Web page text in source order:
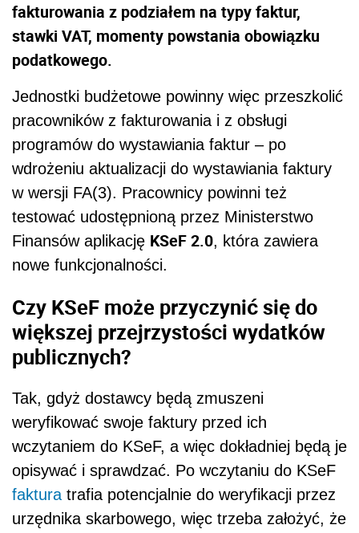
fakturowania z podziałem na typy faktur,
stawki VAT, momenty powstania obowiązku
podatkowego.
Jednostki budżetowe powinny więc przeszkolić
pracowników z fakturowania i z obsługi
programów do wystawiania faktur – po
wdrożeniu aktualizacji do wystawiania faktury
w wersji FA(3). Pracownicy powinni też
testować udostępnioną przez Ministerstwo
Finansów aplikację KSeF 2.0, która zawiera
nowe funkcjonalności.
Czy KSeF może przyczynić się do
większej przejrzystości wydatków
publicznych?
Tak, gdyż dostawcy będą zmuszeni
weryfikować swoje faktury przed ich
wczytaniem do KSeF, a więc dokładniej będą je
opisywać i sprawdzać. Po wczytaniu do KSeF
faktura trafia potencjalnie do weryfikacji przez
urzędnika skarbowego, więc trzeba założyć, że